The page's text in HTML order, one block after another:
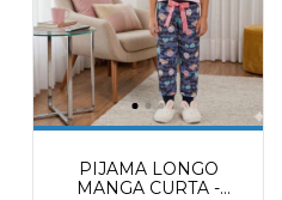
PIJAMA LONGO
MANGA CURTA -